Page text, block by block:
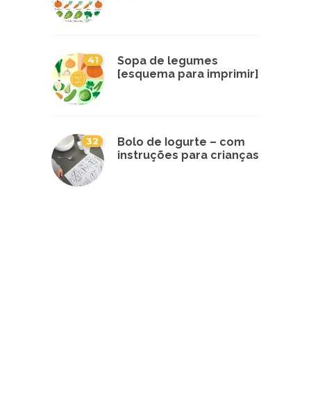
41
Sopa de legumes
[esquema para imprimir]
32
Bolo de Iogurte – com
instruções para crianças